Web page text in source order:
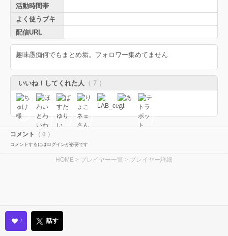
活動時間帯
よく使うブキ
配信URL
趣味愚痴何でもまとめ垢。フォロワー集めてません
いいね！してくれた人 （ 7 ）
コメント （ 0 ）
コメントするにはログインが必要です
HOME > プレイヤー一覧 > プレイヤー詳細
7 話す